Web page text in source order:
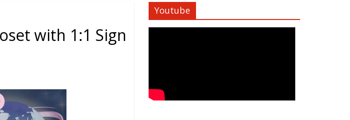
with 1:1 Sign
Youtube